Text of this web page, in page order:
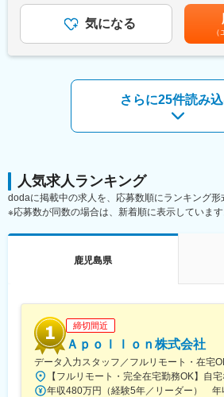
変更の範囲：会社の定める業務
医療機器、医療画像処理機器、医療画
設置および医療機関への保守サポート
医用画像処理機器、医用画像ネットワ
■研修制度
入社後は、小田原の研修センターにて
どの基礎技術を学び、先輩社員との
に慣れていただきます。上記のとおり
などから必要なスキルを段階的に習得
■働き方魅力
フレックス制度を導入しており、午前
め、柔軟な働き方が可能です。さらに
各担当の負担を軽減し、バランスの取
きます。休日・夜間の問い合わせはコ
■待遇・手当
ます。
■キャリア
富士フイルムグループの育成制度「＋
ト。ジョブローテーションや研修でキ
す。
HP：https://fms-careers.fujifilm.com/
歳/750万円(入社8年・経験11年、手当
までも目安の金額であり、選考を通じ
す。月給(月額)は固定手当を含めた表記
気になる
さらに25件読み
人気求人ランキング
dodaに掲載中の求人を、応募数順にランキング形
※応募数が同数の場合は、新着順に表示しています
鹿児島県
締切間近
Ａｐｏｌｌｏｎ株式会社
データ入力スタッフ／フルリモート・在宅